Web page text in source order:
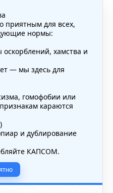
приятным для всех,
нормы:
хамства и
— мы здесь для
гомофобии или
караются
и дублирование
КАПСОМ.
— свои или чужие